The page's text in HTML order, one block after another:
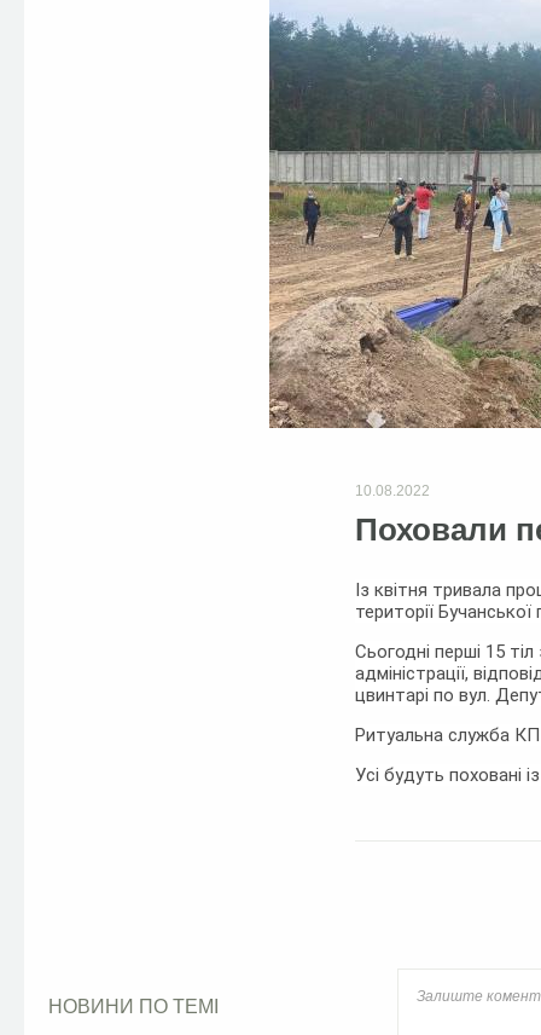
10.08.2022
Поховали
Із квітня тривала
території
Сьогодні перші 15
адміністрації,
цвинтарі по вул.
Ритуальна служба КП
Усі будуть поховані
НОВИНИ ПО ТЕМІ